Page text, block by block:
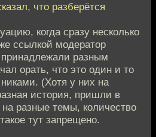
что разберётся
когда сразу несколько
ссылкой модератор
разным
орать, что это один и то
(Хотя у них на
история, пришли в
разные темы, количество
тут запрещено.